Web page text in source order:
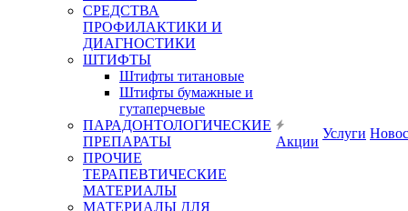
СРЕДСТВА
ПРОФИЛАКТИКИ И
ДИАГНОСТИКИ
ШТИФТЫ
Штифты титановые
Штифты бумажные и
гутаперчевые
ПАРАДОНТОЛОГИЧЕСКИЕ
ПРЕПАРАТЫ
ПРОЧИЕ
ТЕРАПЕВТИЧЕСКИЕ
МАТЕРИАЛЫ
МАТЕРИАЛЫ ДЛЯ
Акции
Услуги